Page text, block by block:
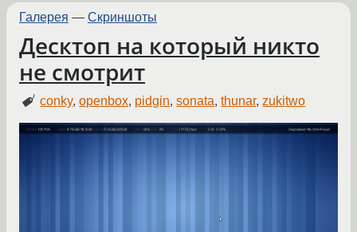
Галерея — Скриншоты
Десктоп на который никто
не смотрит
conky,openbox, pidgin,sonata,thunar,zukitwo